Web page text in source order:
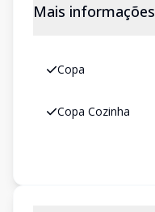
Mais informações
Copa
Copa Cozinha